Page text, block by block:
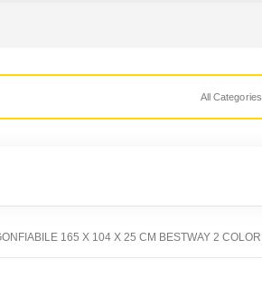
All Categories
165 X 104 X 25 CM BESTWAY 2 COLORI